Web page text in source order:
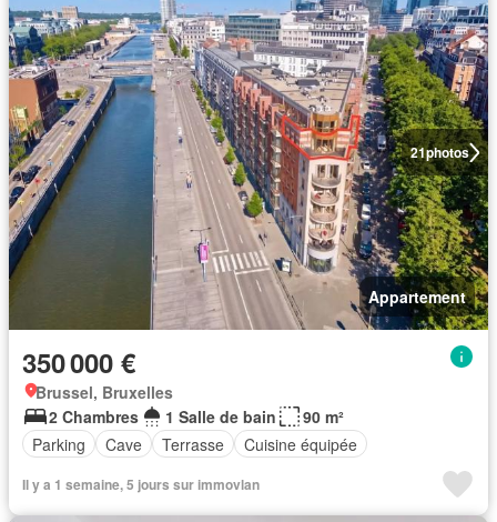
21photos
Appartement
350 000 €
Brussel, Bruxelles
2 Chambres
1 Salle de bain
90 m²
Parking
Cave Terrasse Cuisine équipée
Il y a 1 semaine, 5 jours sur immovlan